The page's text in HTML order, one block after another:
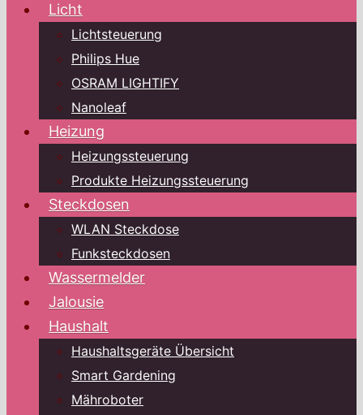
Licht
Lichtsteuerung
Philips Hue
OSRAM LIGHTIFY
Nanoleaf
Heizung
Heizungssteuerung
Produkte Heizungssteuerung
Steckdosen
WLAN Steckdose
Funksteckdosen
Wassermelder
Jalousie
Haushalt
Haushaltsgeräte Übersicht
Smart Gardening
Mähroboter